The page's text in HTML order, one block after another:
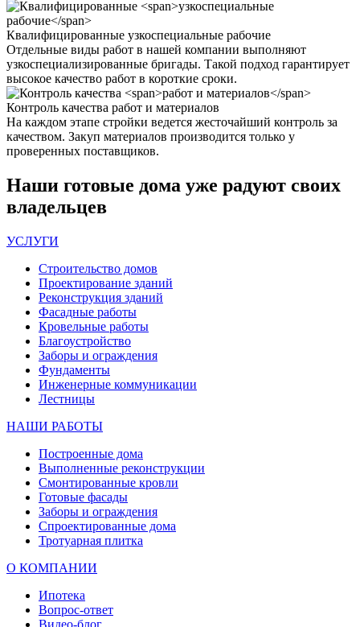
Квалифицированные узкоспециальные рабочие
Отдельные виды работ в нашей компании выполняют
узкоспециализированные бригады. Такой подход гарантирует
высокое качество работ в короткие сроки.
Контроль качества работ и материалов
На каждом этапе стройки ведется жесточайший контроль за
качеством. Закуп материалов производится только у
проверенных поставщиков.
Наши готовые дома уже радуют своих
владельцев
УСЛУГИ
Строительство домов
Проектирование зданий
Реконструкция зданий
Фасадные работы
Кровельные работы
Благоустройство
Заборы и ограждения
Фундаменты
Инженерные коммуникации
Лестницы
НАШИ РАБОТЫ
Построенные дома
Выполненные реконструкции
Смонтированные кровли
Готовые фасады
Заборы и ограждения
Спроектированные дома
Тротуарная плитка
О КОМПАНИИ
Ипотека
Вопрос-ответ
Видео-блог